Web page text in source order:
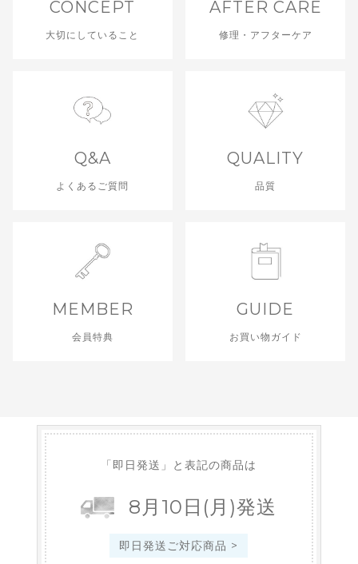
CONCEPT
大切にしていること
AFTER CARE
修理・アフターケア
Q&A
よくあるご質問
QUALITY
品質
MEMBER
会員特典
GUIDE
お買い物ガイド
「即日発送」と表記の商品は
8 月 10 日 (月)発送
即日発送ご対応商品 >